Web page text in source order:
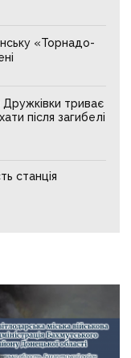
«Торнадо-
Дружківки триває
після загибелі
станція